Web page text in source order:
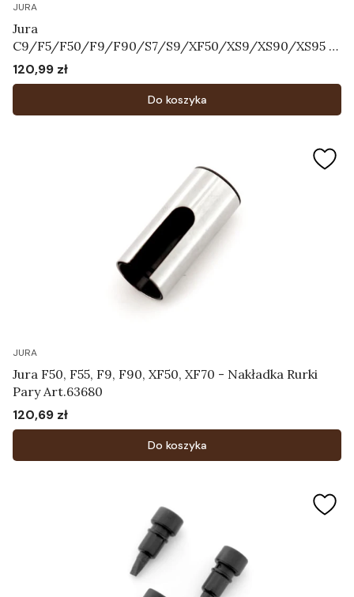
JURA
Jura
C9/F5/F50/F9/F90/S7/S9/XF50/XS9/XS90/XS95 -
Przełącznik wyboru dyszy cappuccino Art.63604
Cena
120,99 zł
Do koszyka
JURA
Jura F50, F55, F9, F90, XF50, XF70 - Nakładka Rurki
Pary Art.63680
Cena
120,69 zł
Do koszyka